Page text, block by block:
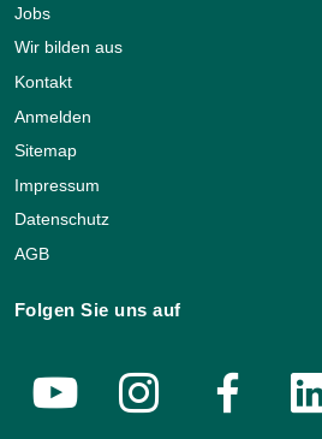
Jobs
Wir bilden aus
Kontakt
Anmelden
Sitemap
Impressum
Datenschutz
AGB
Folgen Sie uns auf